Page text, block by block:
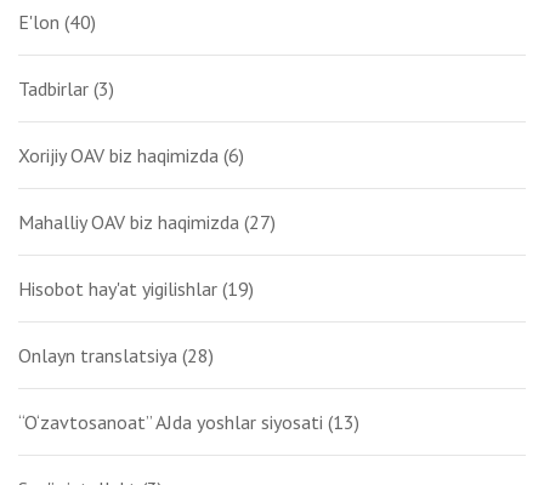
E'lon (40)
Tadbirlar (3)
Xorijiy OAV biz haqimizda (6)
Mahalliy OAV biz haqimizda (27)
Hisobot hay'at yigilishlar (19)
Onlayn translatsiya (28)
“O‘zavtosanoat” AJda yoshlar siyosati (13)